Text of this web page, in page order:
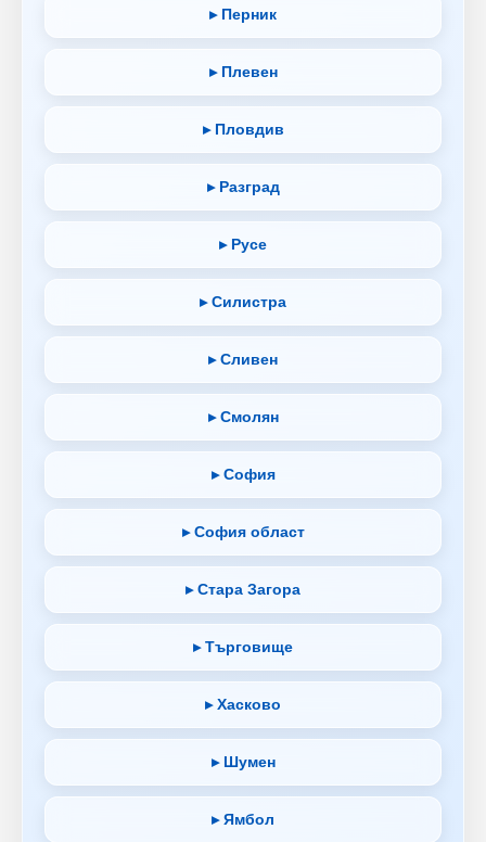
▸ Перник
▸ Плевен
▸ Пловдив
▸ Разград
▸ Русе
▸ Силистра
▸ Сливен
▸ Смолян
▸ София
▸ София област
▸ Стара Загора
▸ Търговище
▸ Хасково
▸ Шумен
▸ Ямбол